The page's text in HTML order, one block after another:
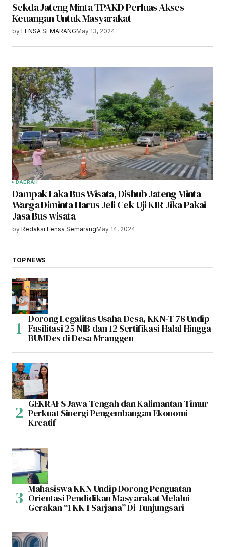
Sekda Jateng Minta TPAKD Perluas Akses
Keuangan Untuk Masyarakat
by LENSA SEMARANGMay 13, 2024
DAERAH
Dampak Laka Bus Wisata, Dishub Jateng Minta
Warga Diminta Harus Jeli Cek Uji KIR Jika Pakai
Jasa Bus wisata
by Redaksi Lensa SemarangMay 14, 2024
TOP NEWS
Dorong Legalitas Usaha Desa, KKN-T 78 Undip
Fasilitasi 25 NIB dan 12 Sertifikasi Halal Hingga
BUMDes di Desa Mranggen
GEKRAFS Jawa Tengah dan Kalimantan Timur
Perkuat Sinergi Pengembangan Ekonomi
Kreatif
Mahasiswa KKN Undip Dorong Penguatan
Orientasi Pendidikan Masyarakat Melalui
Gerakan “1 KK 1 Sarjana” Di Tunjungsari